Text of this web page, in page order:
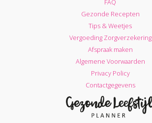
FAQ
Gezonde Recepten
Tips & Weetjes
Vergoeding Zorgverzekering
Afspraak maken
Algemene Voorwaarden
Privacy Policy
Contactgegevens